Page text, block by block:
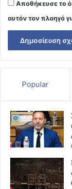
Αποθήκευσε το
αυτόν τον πλοηγό
Popular